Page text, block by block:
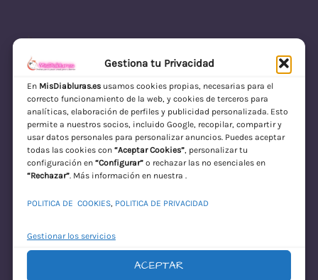
Gestiona tu Privacidad
En MisDiabluras.esusamos cookies propias, necesarias para el
correcto funcionamiento de la web, y cookies de terceros para
analíticas, elaboración de perfiles y publicidad personalizada. Esto
permite a nuestros socios, incluido Google, recopilar, compartir y
usar datos personales para personalizar anuncios. Puedes aceptar
todas las cookies con “Aceptar Cookies”, personalizar tu
configuración en “Configurar”o rechazar las no esenciales en
“Rechazar”. Más información en nuestra .
POLITICA DE COOKIES, POLITICA DE PRIVACIDAD
Gestionar los servicios
ACEPTAR
MisDiabluras | Sexshop Online con Envío
Discreto en España
Acceder